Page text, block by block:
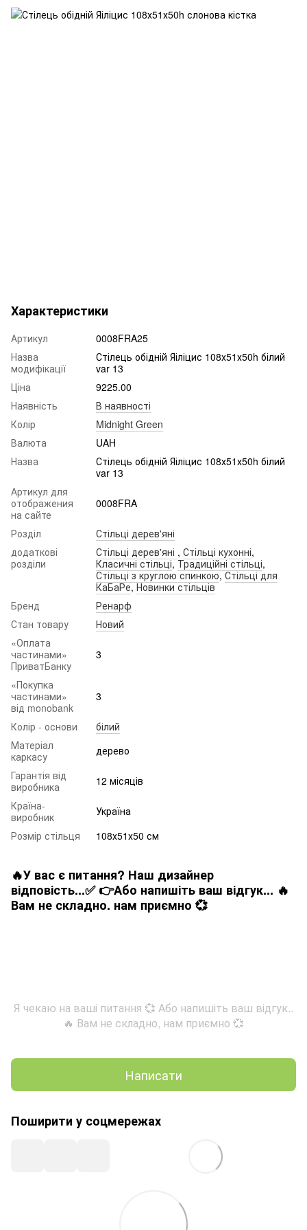
Характеристики
Артикул
0008FRA25
Назва
модифікації
Стілець обідній Яіліцис 108х51х50h білий
var 13
Ціна
9225.00
Наявність
В наявності
Колір
Midnight Green
Валюта
UAH
Назва
Стілець обідній Яіліцис 108х51х50h білий
var 13
Артикул для
отображения
на сайте
0008FRA
Розділ
Стільці дерев'яні
додаткові
розділи
Стільці дерев'яні , Стільці кухонні,
Класичні стільці,Традиційні стільці,
Стільці з круглою спинкою,Стільці для
КаБаРе,Новинки стільців
Бренд
Ренарф
Стан товару
Новий
«Оплата
частинами»
ПриватБанку
3
«Покупка
частинами»
від monobank
3
Колір - основи
білий
Матеріал
каркасу
дерево
Гарантія від
виробника
12 місяців
Країна-
виробник
Україна
Розмір стільця
108х51х50 см
🔥У вас є питання? Наш дизайнер
відповість...✅ 👉Або напишіть ваш відгук... 🔥
Вам не складно. нам приємно 💞
Я чекаю на ваші питання 💞 Або напишіть ваш відгук..
🔥 Вам не складно, нам приємно 💞
Написати
Поширити у соцмережах